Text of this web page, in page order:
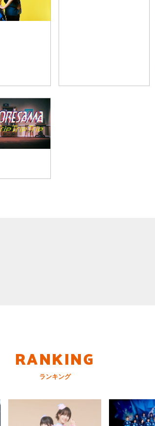
RANKING
ランキング